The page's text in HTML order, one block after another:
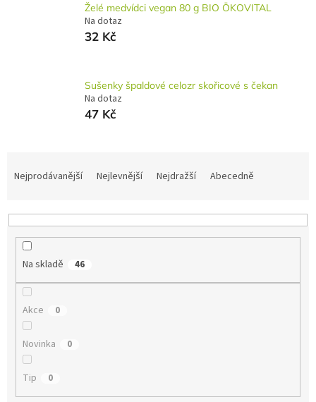
Želé medvídci vegan 80 g BIO ÖKOVITAL
Na dotaz
32 Kč
Sušenky špaldové celozr skořicové s čekan
Na dotaz
47 Kč
a
n
Nejprodávanější Nejlevnější Nejdražší Abecedně
Na skladě 46
Akce 0
Novinka 0
Tip 0